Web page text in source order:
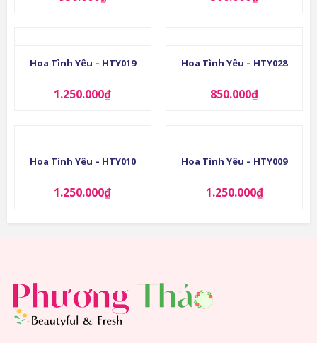
Hoa Tình Yêu – HTY019
1.250.000₫
Hoa Tình Yêu – HTY028
850.000₫
Hoa Tình Yêu – HTY010
1.250.000₫
Hoa Tình Yêu – HTY009
1.250.000₫